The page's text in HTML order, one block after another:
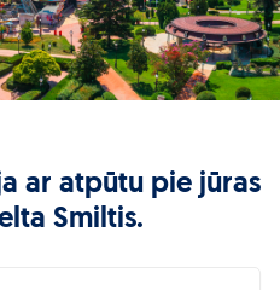
ar atpūtu pie jūras
Smiltis.